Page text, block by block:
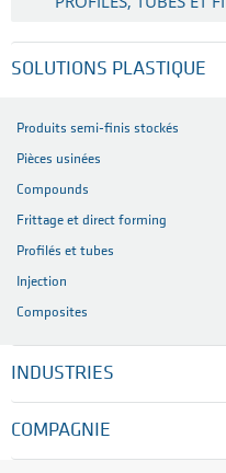
SOLUTIONS PLASTIQUE
Produits semi-finis stockés
Pièces usinées
Compounds
Frittage et direct forming
Profilés et tubes
Injection
Composites
INDUSTRIES
COMPAGNIE